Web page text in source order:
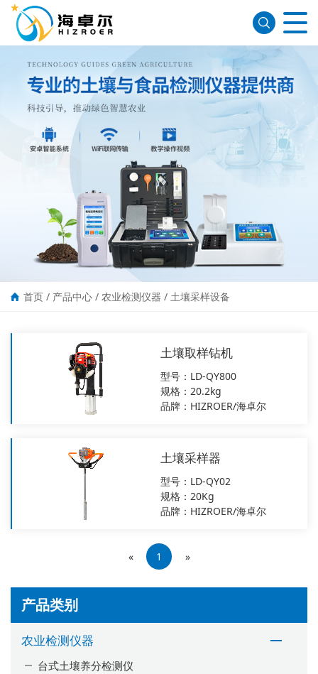
首页 / 产品中心 / 农业检测仪器 / 土壤采样设备
产品类别
农业检测仪器
台式土壤养分检测仪
土壤取样钻机
型号：LD-QY800
规格：20.2kg
品牌：HIZROER/海卓尔
土壤采样器
型号：LD-QY02
规格：20Kg
品牌：HIZROER/海卓尔
« 1 »